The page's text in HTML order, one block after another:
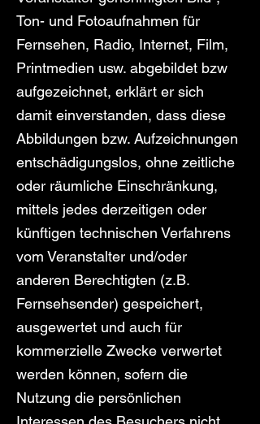
Ton- und Fotoaufnahmen für
Fernsehen, Radio, Internet, Film,
Printmedien usw. abgebildet bzw
aufgezeichnet, erklärt er sich
damit einverstanden, dass diese
Abbildungen bzw. Aufzeichnungen
entschädigungslos, ohne zeitliche
oder räumliche Einschränkung,
mittels jedes derzeitigen oder
künftigen technischen Verfahrens
vom Veranstalter und/oder
anderen Berechtigten (z.B.
Fernsehsender) gespeichert,
ausgewertet und auch für
kommerzielle Zwecke verwertet
werden können, sofern die
Nutzung die persönlichen